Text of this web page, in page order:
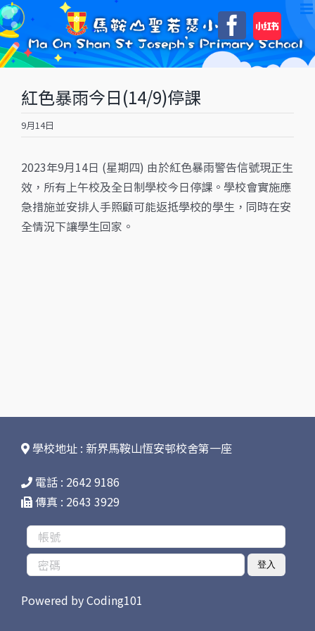
Skip
to
content
自
訂
紅色暴雨今日(14/9)停課
9月14日
2023年9月14日 (星期四) 由於紅色暴雨警告信號現正生
效，所有上午校及全日制學校今日停課。學校會實施應
急措施並安排人手照顧可能返抵學校的學生，同時在安
全情況下讓學生回家。
學校地址 : 新界馬鞍山恆安邨校舍第一座
電話 : 2642 9186
傳真 : 2643 3929
登入
Powered byCoding101